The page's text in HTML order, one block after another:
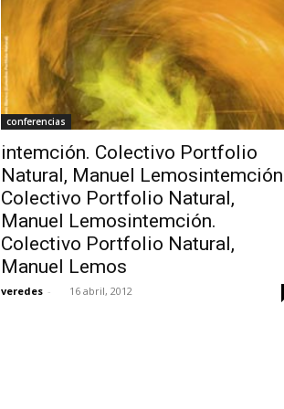
conferencias
intemción. Colectivo Portfolio
Natural, Manuel
Colectivo Portfolio Natural,
Manuel Lemosintemción.
Colectivo Portfolio Natural,
Manuel Lemos
veredes - 16 abril, 2012